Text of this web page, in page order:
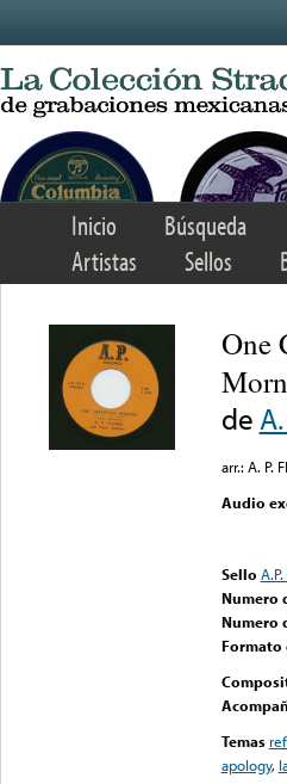
Inicio Búsqueda
Artistas
Sellos
One
de
arr.: A. P.
Audio
Sello
Numero
Numero
Formato
Temas
apology,